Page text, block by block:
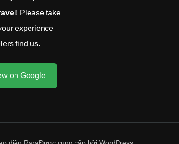
! Please take
experience
find us.
on Google